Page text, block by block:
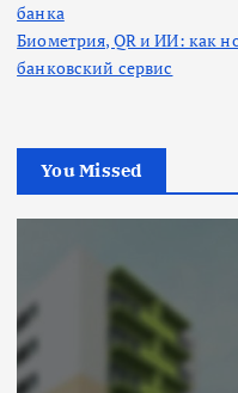
банка
Биометрия, QR и ИИ: как
банковский сервис
You Missed